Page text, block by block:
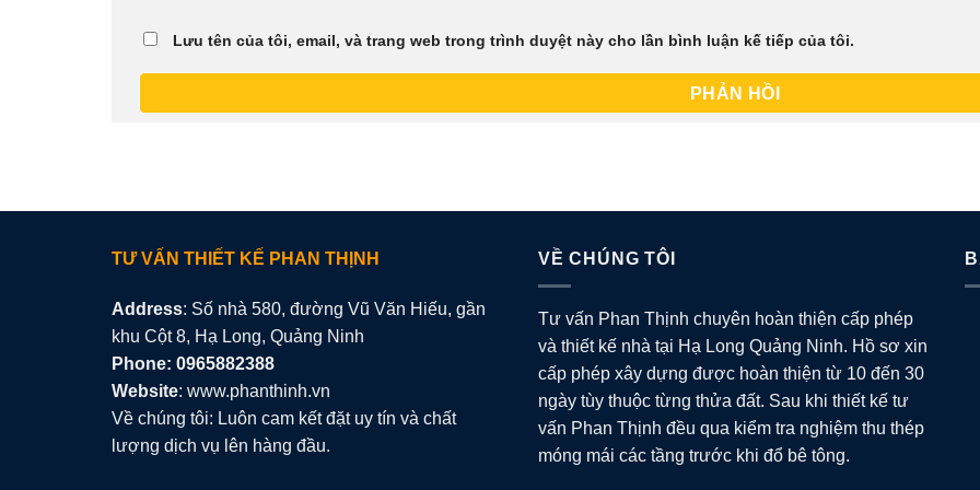
Lưu tên của tôi, email, và trang web trong trình duyệt này cho lần bình luận kế tiếp của tôi.
TƯ VẤN THIẾT KẾ PHAN THỊNH
Address: Số nhà 580, đường Vũ Văn Hiếu, gần
khu Cột 8, Hạ Long, Quảng Ninh
Phone: 0965882388
Website: www.phanthinh.vn
Về chúng tôi: Luôn cam kết đặt uy tín và chất
lượng dịch vụ lên hàng đầu.
VỀ CHÚNG TÔI
Tư vấn Phan Thịnh chuyên hoàn thiện cấp phép
và thiết kế nhà tại Hạ Long Quảng Ninh. Hồ sơ xin
cấp phép xây dựng được hoàn thiện từ 10 đến 30
ngày tùy thuộc từng thửa đất. Sau khi thiết kế tư
vấn Phan Thịnh đều qua kiểm tra nghiệm thu thép
móng mái các tầng trước khi đổ bê tông.